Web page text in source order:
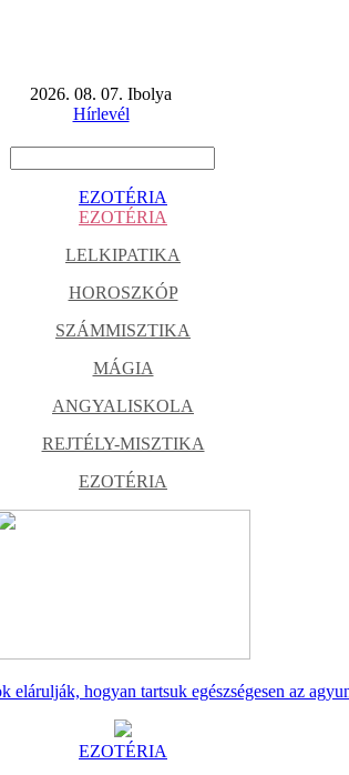
2026. 08. 07. Ibolya
Hírlevél
EZOTÉRIA
EZOTÉRIA
LELKIPATIKA
HOROSZKÓP
SZÁMMISZTIKA
MÁGIA
ANGYALISKOLA
REJTÉLY-MISZTIKA
EZOTÉRIA
elárulják, hogyan tartsuk egészségesen az
EZOTÉRIA